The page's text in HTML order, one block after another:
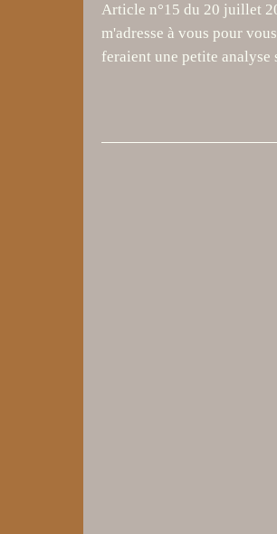
Article n°15 du 20 juillet
m'adresse à vous pour
feraient une petite analyse